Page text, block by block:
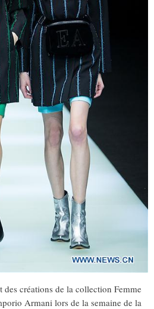
des créations de la collection Femme
Armani lors de la semaine de la